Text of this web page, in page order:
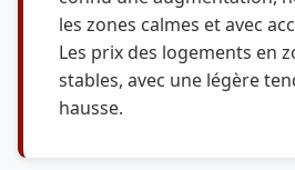
les zones calmes et avec
Les prix des logements en
stables, avec une légère
hausse.